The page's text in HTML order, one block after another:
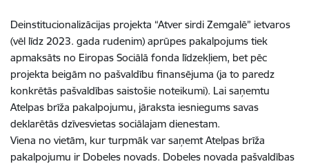
Deinstitucionalizācijas projekta “Atver sirdi Zemgalē” ietvaros
(vēl līdz 2023. gada rudenim) aprūpes pakalpojums tiek
apmaksāts no Eiropas Sociālā fonda līdzekļiem, bet pēc
projekta beigām no pašvaldību finansējuma (ja to paredz
konkrētās pašvaldības saistošie noteikumi). Lai saņemtu
Atelpas brīža pakalpojumu, jāraksta iesniegums savas
deklarētās dzīvesvietas sociālajam dienestam.
Viena no vietām, kur turpmāk var saņemt Atelpas brīža
pakalpojumu ir Dobeles novads. Dobeles novada pašvaldības